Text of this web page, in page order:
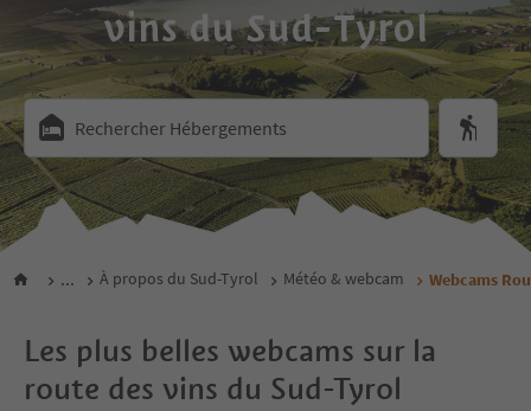
vins du Sud-Tyrol
Rechercher Hébergements
... À propos du Sud-Tyrol Météo & webcam Webcams
Les plus belles webcams sur la
route des vins du Sud-Tyrol